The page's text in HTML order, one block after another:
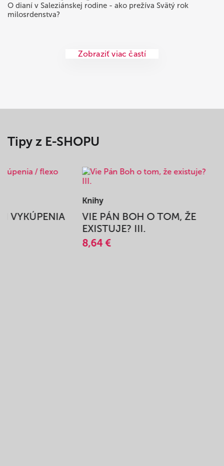
O dianí v Saleziánskej rodine - ako prežíva Svätý rok
milosrdenstva?
Zobraziť viac častí
Tipy z E-SHOPU
VYKÚPENIA
Knihy
VIE PÁN BOH O TOM, ŽE
EXISTUJE? III.
8,64 €